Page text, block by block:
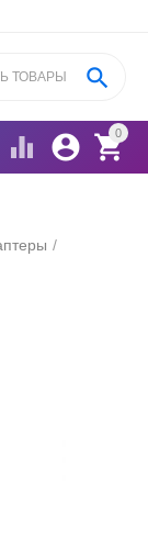
0




/